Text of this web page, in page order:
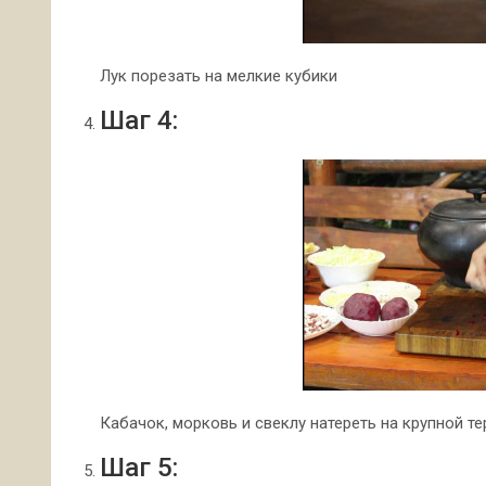
Лук порезать на мелкие кубики
Шаг 4:
Кабачок, морковь и свеклу натереть на крупной
Шаг 5: